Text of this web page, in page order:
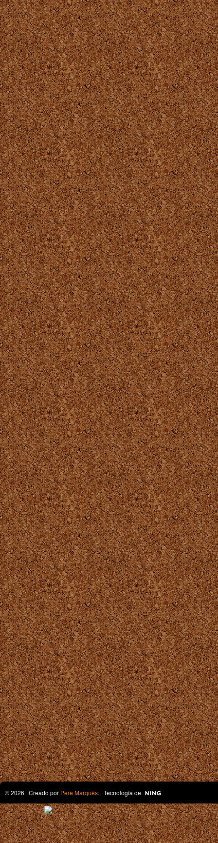
© 2026 Creado por Pere Marquès. Tecnología de